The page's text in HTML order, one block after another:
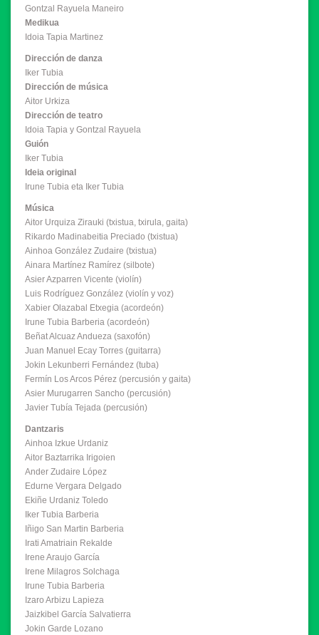
Gontzal Rayuela Maneiro
Medikua
Idoia Tapia Martinez
Dirección de danza
Iker Tubia
Dirección de música
Aitor Urkiza
Dirección de teatro
Idoia Tapia y Gontzal Rayuela
Guión
Iker Tubia
Ideia original
Irune Tubia eta Iker Tubia
Música
Aitor Urquiza Zirauki (txistua, txirula, gaita)
Rikardo Madinabeitia Preciado (txistua)
Ainhoa González Zudaire (txistua)
Ainara Martínez Ramírez (silbote)
Asier Azparren Vicente (violín)
Luis Rodríguez González (violín y voz)
Xabier Olazabal Etxegia (acordeón)
Irune Tubia Barberia (acordeón)
Beñat Alcuaz Andueza (saxofón)
Juan Manuel Ecay Torres (guitarra)
Jokin Lekunberri Fernández (tuba)
Fermín Los Arcos Pérez (percusión y gaita)
Asier Murugarren Sancho (percusión)
Javier Tubía Tejada (percusión)
Dantzaris
Ainhoa Izkue Urdaniz
Aitor Baztarrika Irigoien
Ander Zudaire López
Edurne Vergara Delgado
Ekiñe Urdaniz Toledo
Iker Tubia Barberia
Iñigo San Martin Barberia
Irati Amatriain Rekalde
Irene Araujo García
Irene Milagros Solchaga
Irune Tubia Barberia
Izaro Arbizu Lapieza
Jaizkibel García Salvatierra
Jokin Garde Lozano